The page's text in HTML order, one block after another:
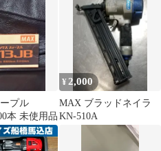
プル
本 未使用品
¥2,000
MAX ブラッドネイラ
KN-510A